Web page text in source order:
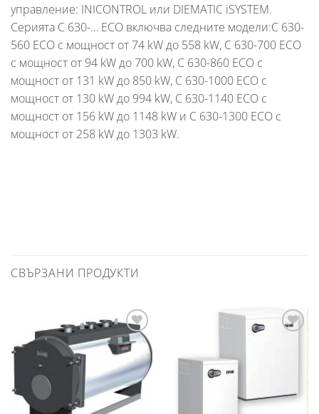
управление: INICONTROL или DIEMATIC iSYSTEM.
Серията C 630-… ECO включва следните модели:C 630-
560 ECO с мощност от 74 kW до 558 kW, C 630-700 ECO
с мощност от 94 kW до 700 kW, C 630-860 ECO с
мощност от 131 kW до 850 kW, C 630-1000 ECO с
мощност от 130 kW до 994 kW, C 630-1140 ECO с
мощност от 156 kW до 1148 kW и C 630-1300 ECO с
мощност от 258 kW до 1303 kW.
СВЪРЗАНИ ПРОДУКТИ
Добави
в
любими